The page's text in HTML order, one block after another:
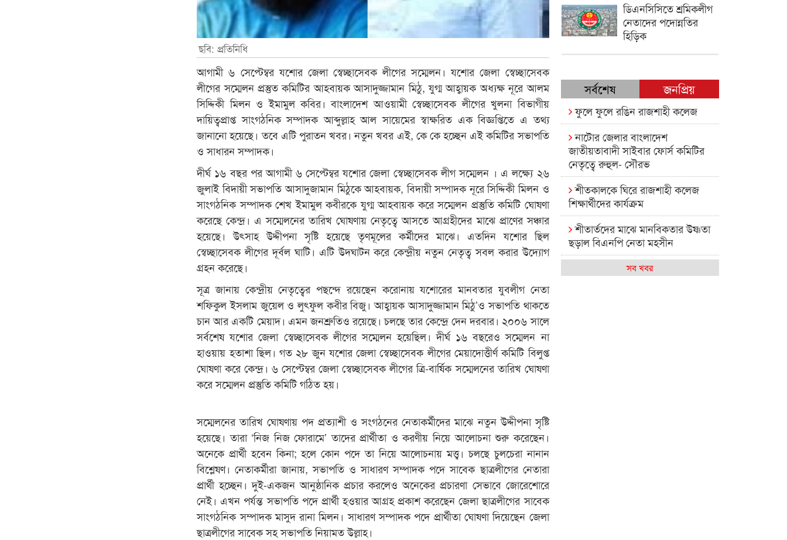
ছবি: প্রতিনিধি
আগামী ৬ সেপ্টেম্বর যশোর জেলা স্বেচ্ছাসেবক লীগের সম্মেলন। যশোর জেলা স্বেচ্ছাসেবক
লীগের সম্মেলন প্রস্তুত কমিটির আহবায়ক আসাদুজ্জামান মিঠু, যুগ্ম আহ্বায়ক অধ্যক্ষ নূরে আলম
সিদ্দিকী মিলন ও ইমামুল কবির। বাংলাদেশ আওয়ামী স্বেচ্ছাসেবক লীগের খুলনা বিভাগীয়
দায়িত্বপ্রাপ্ত সাংগঠনিক সম্পাদক আব্দুল্লাহ আল সায়েমের স্বাক্ষরিত এক বিজ্ঞপ্তিতে এ তথ্য
জানানো হয়েছে। তবে এটি পুরাতন খবর। নতুন খবর এই, কে কে হচ্ছেন এই কমিটির সভাপতি
ও সাধারন সম্পাদক।
দীর্ঘ ১৬ বছর পর আগামী ৬ সেপ্টেম্বর যশোর জেলা স্বেচ্ছাসেবক লীগ সম্মেলন । এ লক্ষ্যে ২৬
জুলাই বিদায়ী সভাপতি আসাদুজামান মিঠুকে আহবায়ক, বিদায়ী সম্পাদক নূরে সিদ্দিকী মিলন ও
সাংগঠনিক সম্পাদক শেখ ইমামুল কবীরকে যুগ্ম আহবায়ক করে সম্মেলন প্রস্তুতি কমিটি ঘোষণা
করেছে কেন্দ্র। এ সম্মেলনের তারিখ ঘোষণায় নেতৃত্বে আসতে আগ্রহীদের মাঝে প্রাণের সঞ্চার
হয়েছে। উৎসাহ উদ্দীপনা সৃষ্টি হয়েছে তৃণমূলের কর্মীদের মাঝে। এতদিন যশোর ছিল
স্বেচ্ছাসেবক লীগের দূর্বল ঘাটি। এটি উদঘাটন করে কেন্দ্রীয় নতুন নেতৃত্ব সবল করার উদ্যোগ
গ্রহন করেছে।
সূত্র জানায় কেন্দ্রীয় নেতৃত্বের পছন্দে রয়েছেন করোনায় যশোরের মানবতার যুবলীগ নেতা
শফিকুল ইসলাম জুয়েল ও লুৎফুল কবীর বিজু। আহ্বায়ক আসাদুজ্জামান মিঠু’ও সভাপতি থাকতে
চান আর একটি মেয়াদ। এমন জনশ্রুতিও রয়েছে। চলছে তার কেন্দ্রে দেন দরবার। ২০০৬ সালে
সর্বশেষ যশোর জেলা স্বেচ্ছাসেবক লীগের সম্মেলন হয়েছিল। দীর্ঘ ১৬ বছরেও সম্মেলন না
হাওয়ায় হতাশা ছিল। গত ২৮ জুন যশোর জেলা স্বেচ্ছাসেবক লীগের মেয়াদোত্তীর্ণ কমিটি বিলুপ্ত
ঘোষণা করে কেন্দ্র। ৬ সেপ্টেম্বর জেলা স্বেচ্ছাসেবক লীগের ত্রি-বার্ষিক সম্মেলনের তারিখ ঘোষণা
করে সম্মেলন প্রস্তুতি কমিটি গঠিত হয়।
সম্মেলনের তারিখ ঘোষণায় পদ প্রত্যাশী ও সংগঠনের নেতাকর্মীদের মাঝে নতুন উদ্দীপনা সৃষ্টি
হয়েছে। তারা ‘নিজ নিজ ফোরামে’ তাদের প্রার্থীতা ও করণীয় নিয়ে আলোচনা শুরু করেছেন।
অনেকে প্রার্থী হবেন কিনা; হলে কোন পদে তা নিয়ে আলোচনায় মত্ত্ব। চলছে চুলচেরা নানান
বিশ্লেষণ। নেতাকর্মীরা জানায়, সভাপতি ও সাধারণ সম্পাদক পদে সাবেক ছাত্রলীগের নেতারা
প্রার্থী হচ্ছেন। দুই-একজন আনুষ্ঠানিক প্রচার করলেও অনেকের প্রচারণা সেভাবে জোরেশোরে
নেই। এখন পর্যন্ত সভাপতি পদে প্রার্থী হওয়ার আগ্রহ প্রকাশ করেছেন জেলা ছাত্রলীগের সাবেক
সাংগঠনিক সম্পাদক মাসুদ রানা মিলন। সাধারণ সম্পাদক পদে প্রার্থীতা ঘোষণা দিয়েছেন জেলা
ছাত্রলীগের সাবেক সহ সভাপতি নিয়ামত উল্লাহ।
ডিএনসিসিতে শ্রমিকলীগ
নেতাদের পদোন্নতির
হিড়িক
সর্বশেষ জনপ্রিয়
ফুলে ফুলে রঙিন রাজশাহী কলেজ
নাটোর জেলার বাংলাদেশ
জাতীয়তাবাদী সাইবার ফোর্স কমিটির
নেতৃত্বে রুহুল- সৌরভ
শীতকালকে ঘিরে রাজশাহী কলেজ
শিক্ষার্থীদের কার্যক্রম
শীতার্তদের মাঝে মানবিকতার উষ্ণতা
ছড়াল বিএনপি নেতা মহসীন
রাজশাহী কলেজের মিষ্টি বিকেল
সব খবর